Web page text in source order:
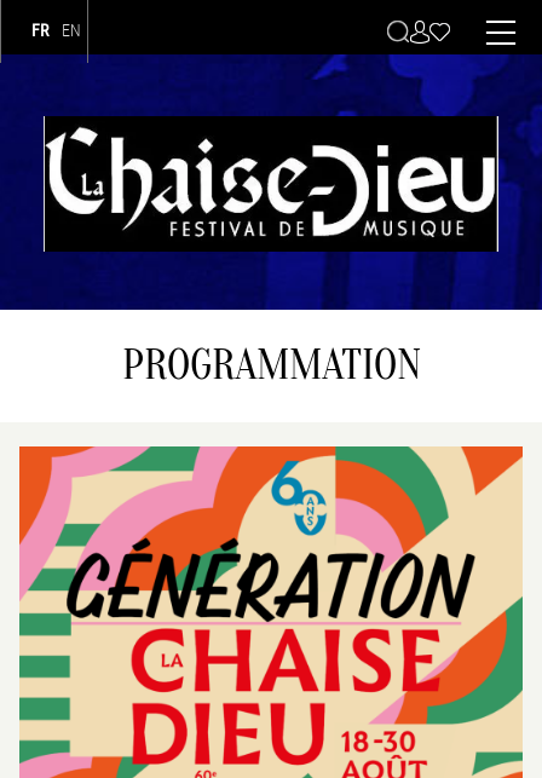
Navigation principale
FR EN
PROGRAMMATION